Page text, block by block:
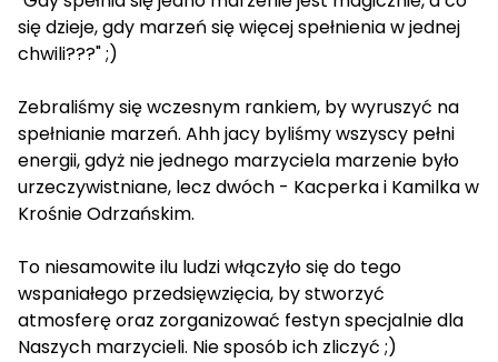
się dzieje, gdy marzeń się więcej spełnienia w jednej
chwili???" ;)
Zebraliśmy się wczesnym rankiem, by wyruszyć na
spełnianie marzeń. Ahh jacy byliśmy wszyscy pełni
energii, gdyż nie jednego marzyciela marzenie było
urzeczywistniane, lecz dwóch - Kacperka i Kamilka w
Krośnie Odrzańskim.
To niesamowite ilu ludzi włączyło się do tego
wspaniałego przedsięwzięcia, by stworzyć
atmosferę oraz zorganizować festyn specjalnie dla
Naszych marzycieli. Nie sposób ich zliczyć ;)